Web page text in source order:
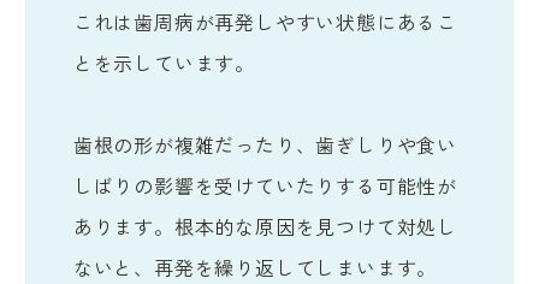
これは歯周病が再発しやすい状態にあるこ
とを示しています。
歯根の形が複雑だったり、歯ぎしりや食い
しばりの影響を受けていたりする可能性が
あります。根本的な原因を見つけて対処し
ないと、再発を繰り返してしまいます。